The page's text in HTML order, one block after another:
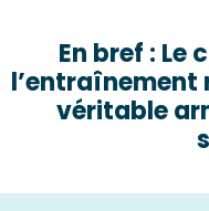
En bref : Le
l’entraînement
véritable